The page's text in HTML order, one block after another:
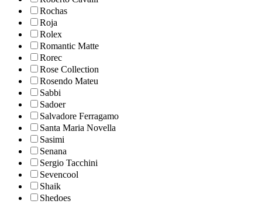
Rochas
Roja
Rolex
Romantic Matte
Rorec
Rose Collection
Rosendo Mateu
Sabbi
Sadoer
Salvadore Ferragamo
Santa Maria Novella
Sasimi
Senana
Sergio Tacchini
Sevencool
Shaik
Shedoes